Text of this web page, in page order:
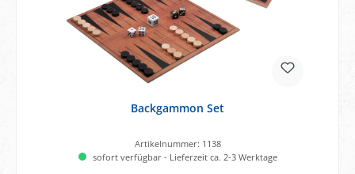
Backgammon Set
Artikelnummer: 1138
sofort verfügbar - Lieferzeit ca. 2-3 Werktage